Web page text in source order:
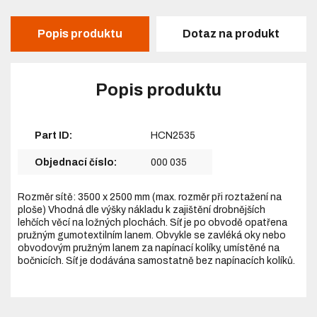
Popis produktu Dotaz na produkt
Popis produktu
Part ID: HCN2535
Objednací číslo: 000 035
Rozměr sítě: 3500 x 2500 mm (max. rozměr při roztažení na
ploše) Vhodná dle výšky nákladu k zajištění drobnějších
lehčích věcí na ložných plochách. Síť je po obvodě opatřena
pružným gumotextilním lanem. Obvykle se zavléká oky nebo
obvodovým pružným lanem za napínací kolíky, umístěné na
bočnicích. Síť je dodávána samostatně bez napínacích kolíků.